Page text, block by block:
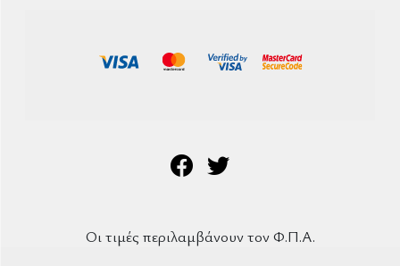
Οι τιμές περιλαμβάνουν τον Φ.Π.Α.